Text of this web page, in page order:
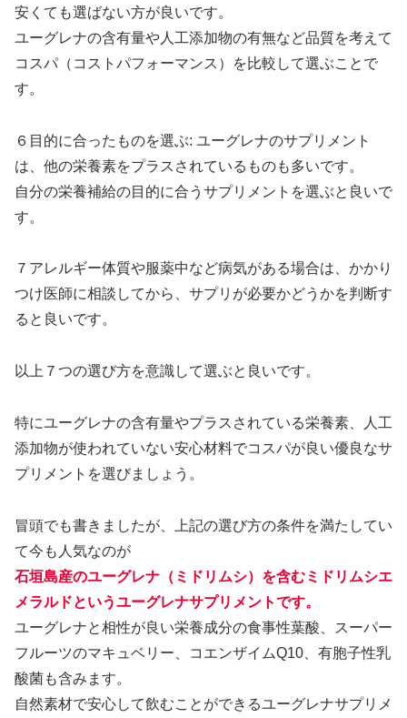
安くても選ばない方が良いです。
ユーグレナの含有量や人工添加物の有無など品質を考えて
コスパ（コストパフォーマンス）を比較して選ぶことで
す。
６目的に合ったものを選ぶ: ユーグレナのサプリメント
は、他の栄養素をプラスされているものも多いです。
自分の栄養補給の目的に合うサプリメントを選ぶと良いで
す。
７アレルギー体質や服薬中など病気がある場合は、かかり
つけ医師に相談してから、サプリが必要かどうかを判断す
ると良いです。
以上７つの選び方を意識して選ぶと良いです。
特にユーグレナの含有量やプラスされている栄養素、人工
添加物が使われていない安心材料でコスパが良い優良なサ
プリメントを選びましょう。
冒頭でも書きましたが、上記の選び方の条件を満たしてい
て今も人気なのが
石垣島産のユーグレナ（ミドリムシ）を含むミドリムシエ
メラルドというユーグレナサプリメントです。
ユーグレナと相性が良い栄養成分の食事性葉酸、スーパー
フルーツのマキュベリー、コエンザイムQ10、有胞子性乳
酸菌も含みます。
自然素材で安心して飲むことができるユーグレナサプリメ